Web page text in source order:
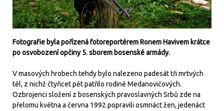
Fotografie byla pořízená fotoreportérem Ronem Havivem krátce
po osvobození opčiny 5. sborem bosenské armády.
V masových hrobech tehdy bylo nalezeno padesát tři mrtvých
těl, z nichž čtyřicet pět patřilo rodině Medanovičových.
Ozbrojenci složení z bosenských pravoslavných Srbů zde na
přelomu května a června 1992 popravili osmnáct žen, jedenáct